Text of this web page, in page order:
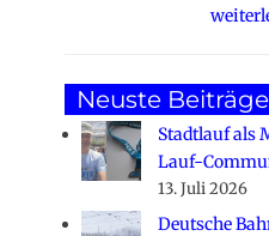
Neuste Beiträge
Stadtlauf als
Lauf-
13. Juli 2026
Deutsche